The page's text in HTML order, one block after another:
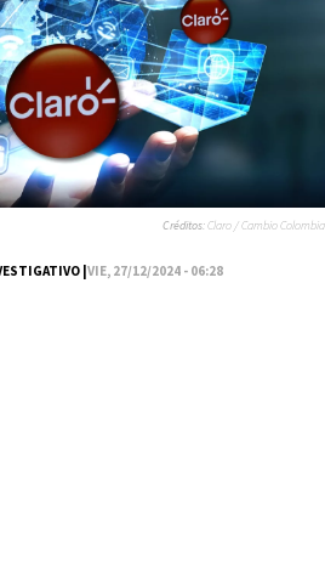
|VIE, 27/12/2024 - 06:28
Créditos:Claro / Cambio Colombia